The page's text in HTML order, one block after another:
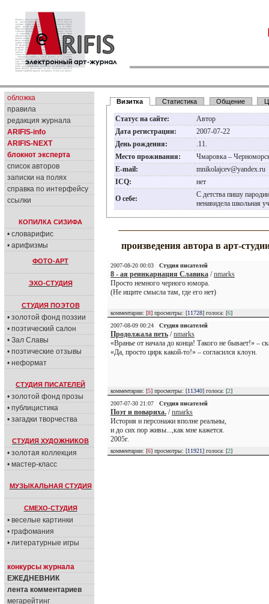
обложка
правила
редакция журнала
ARIFIS-info
ARIFIS-NEXT
блокнот эксперта
список авторов
записки на полях
справка по интерфейсу
ссылки
КОПИЛКА СИЗИФА
• словарифис
• арифизмы
ФОТО-АРТ
ЭХО-СТУДИЯ
СТУДИЯ ПОЭТОВ
• золотой фонд поэзии
• поэтический салон
• Зал Славы
• поэтические отзывы
• неформат
СТУДИЯ ПИСАТЕЛЕЙ
• золотой фонд прозы
• публицистика
• загадки творчества
СТУДИЯ ХУДОЖНИКОВ
• золотая коллекция
• мастер-класс
МУЗЫКАЛЬНАЯ СТУДИЯ
СМЕХО-СТУДИЯ
• веселые картинки
• графомания
• литературные игры
конкурсы журнала
ЕЖЕДНЕВНИК
лента комментариев
мегарейтинг
Визитка Статистика Общение
Статус на сайте:
Автор
Дата регистрации:
2007-07-22
День рождения:
.11.
Место проживания:
Чмаровка –
E-mail:
mnikolajcev@yandex.ru
ICQ:
нет
О себе:
С детства пишу
ненавидела школьная
произведения автора в арт-
2007-08-20 00:03 Студия писателей
8 - ая реинкарнация Славика /nmarks
Просто немного черного юмора.
(Не ищите смысла там, где его нет)
комментарии: [8] просмотры: [11728] голоса: [6]
2007-08-09 00:24
Студия писателей
Продолжала петь /nmarks
«Вранье от начала до конца! Такого не бывает!» –
«Да, просто цирк какой-то!» – согласился клоун.
комментарии: [5] просмотры: [11340] голоса: [2]
2007-07-30 21:07
Студия писателей
Поэт и повариха. /nmarks
История и персонажи вполне реальны,
и до сих пор живы...,как мне кажется.
2005г.
комментарии: [6] просмотры: [11921] голоса: [2]